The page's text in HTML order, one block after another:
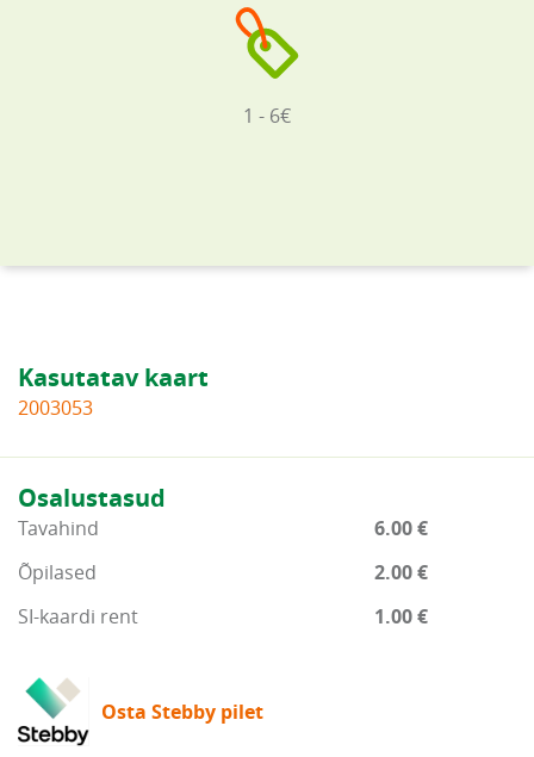
1 - 6€
Kasutatav kaart
2003053
Osalustasud
Tavahind
6.00 €
Õpilased
2.00 €
SI-kaardi rent
1.00 €
Osta Stebby pilet